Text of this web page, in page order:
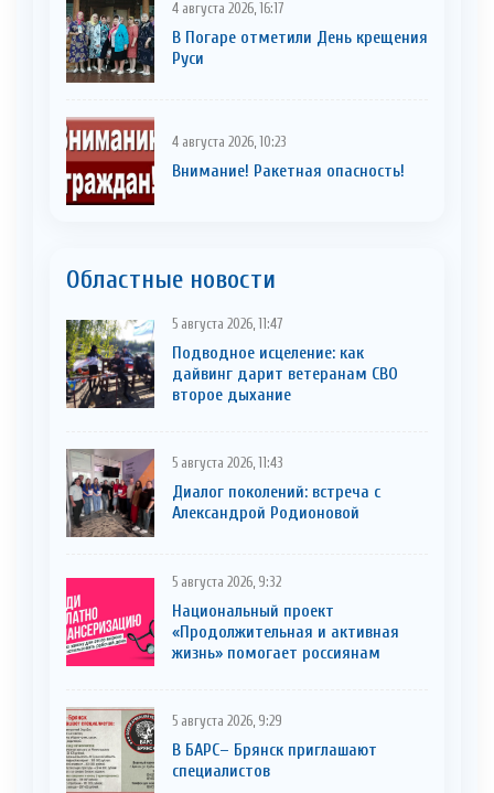
4 августа 2026, 16:17
В Погаре отметили День крещения
Руси
4 августа 2026, 10:23
Внимание! Ракетная опасность!
Областные новости
5 августа 2026, 11:47
Подводное исцеление: как
дайвинг дарит ветеранам СВО
второе дыхание
5 августа 2026, 11:43
Диалог поколений: встреча с
Александрой Родионовой
5 августа 2026, 9:32
Национальный проект
«Продолжительная и активная
жизнь» помогает россиянам
5 августа 2026, 9:29
В БАРС– Брянcк приглaшают
cпециaлистoв